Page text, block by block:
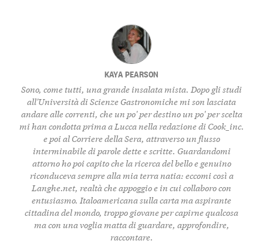
KAYA PEARSON
Sono, come tutti, una grande insalata mista. Dopo gli studi
all'Università di Scienze Gastronomiche mi son lasciata
andare alle correnti, che un po' per destino un po' per scelta
mi han condotta prima a Lucca nella redazione di Cook_inc.
e poi al Corriere della Sera, attraverso un flusso
interminabile di parole dette e scritte. Guardandomi
attorno ho poi capito che la ricerca del bello e genuino
riconduceva sempre alla mia terra natia: eccomi così a
Langhe.net, realtà che appoggio e in cui collaboro con
entusiasmo. Italoamericana sulla carta ma aspirante
cittadina del mondo, troppo giovane per capirne qualcosa
ma con una voglia matta di guardare, approfondire,
raccontare.